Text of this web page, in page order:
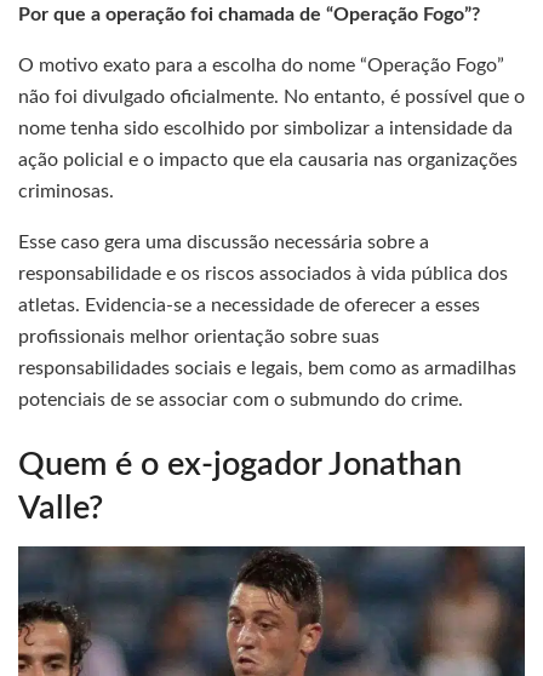
Por que a operação foi chamada de “Operação Fogo”?
O motivo exato para a escolha do nome “Operação Fogo”
não foi divulgado oficialmente. No entanto, é possível que o
nome tenha sido escolhido por simbolizar a intensidade da
ação policial e o impacto que ela causaria nas organizações
criminosas.
Esse caso gera uma discussão necessária sobre a
responsabilidade e os riscos associados à vida pública dos
atletas. Evidencia-se a necessidade de oferecer a esses
profissionais melhor orientação sobre suas
responsabilidades sociais e legais, bem como as armadilhas
potenciais de se associar com o submundo do crime.
Quem é o ex-jogador Jonathan
Valle?